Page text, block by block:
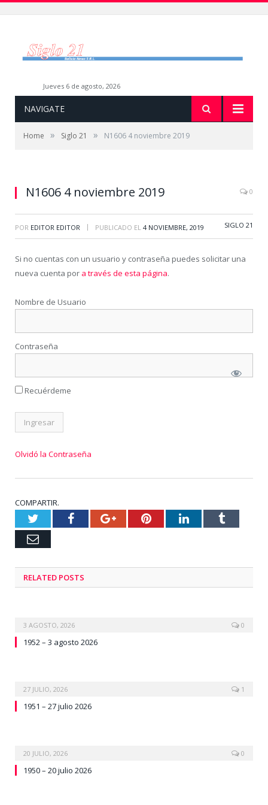
jueves 6 de agosto, 2026
NAVIGATE
Home » Siglo 21 » N1606 4 noviembre 2019
N1606 4 noviembre 2019 0
POR EDITOR EDITOR | PUBLICADO EL 4 NOVIEMBRE, 2019 SIGLO 21
Si no cuentas con un usuario y contraseña puedes solicitar una
nueva cuenta por a través de esta página.
Nombre de Usuario
Contraseña
Recuérdeme
Olvidó la Contraseña
COMPARTIR.
TwitterFacebookGoogle+PinterestLinkedInTumblr
Email
RELATED POSTS
3 AGOSTO, 2026 0
1952 – 3 agosto 2026
27 JULIO, 2026 1
1951 – 27 julio 2026
20 JULIO, 2026 0
1950 – 20 julio 2026